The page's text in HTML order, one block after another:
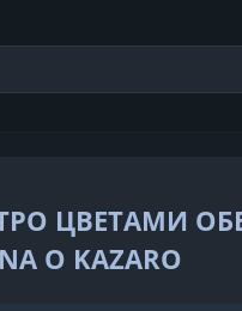
ЦВЕТАМИ
O KAZARO